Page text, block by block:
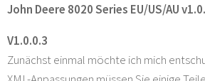
John Deere 8020 Series EU/US/AU
V1.0.0.3
Zunächst einmal möchte ich mich